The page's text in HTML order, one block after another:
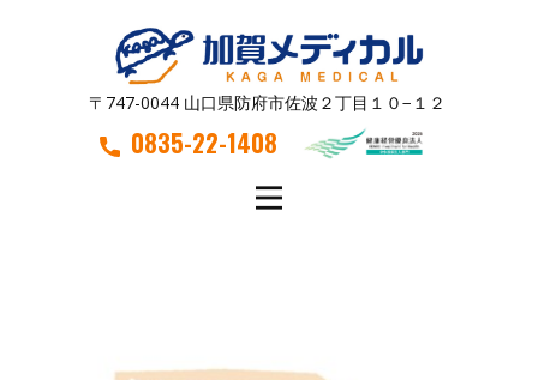
〒747-0044 山口県防府市佐波２丁目１０−１２
0835-22-1408